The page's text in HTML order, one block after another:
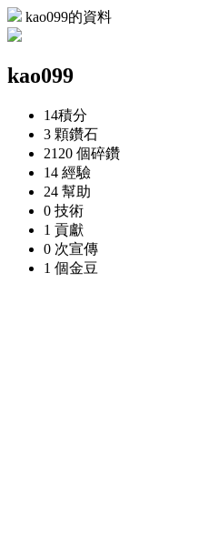
kao099的資料
kao099
14積分
3 顆鑽石
2120 個碎鑽
14 經驗
24 幫助
0 技術
1 貢獻
0 次宣傳
1 個金豆